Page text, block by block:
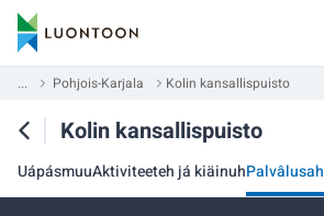
... Pohjois-Karjala Kolin kansallispuisto
Kolin kansallispuisto
UápásmuuAktiviteeteh já kiäinuhPalvâlusah